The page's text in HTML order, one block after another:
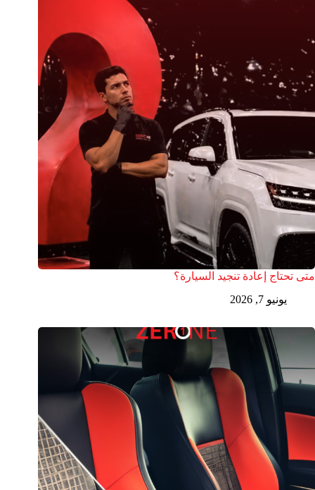
متى تحتاج إعادة تنجيد السيارة؟
يونيو 7, 2026